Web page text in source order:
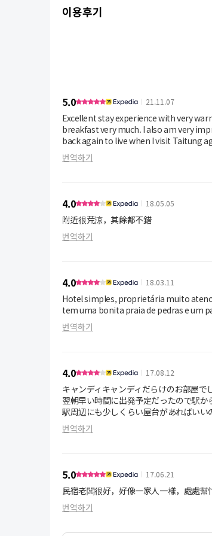
이용후기
5.0 21.11.07
Excellent stay experience with very warm greetings from the
breakfast very much. I also am very impressed about the cleanliness of the room and overall experience is great. I definitely will be
back again to live when I visit Taitung
번역하기
4.0 18.05.05
附近很荒涼，其餘都不錯
번역하기
4.0 18.03.11
Hotel simples, proprietária muito
tem uma bonita praia de pedras e um
번역하기
4.0 17.08.12
キャンディキャンディだらけのお部屋
翌朝早い時間に出発予定だったので駅
駅周辺にも少しくらい屋台があればいい
번역하기
5.0 17.06.21
民宿老闆很好，好像一家人一樣，處處幫
번역하기